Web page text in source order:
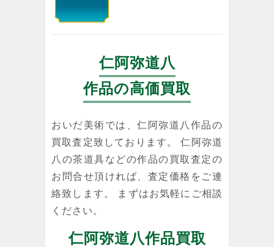
仁阿弥道八
作品の高価買取
おいだ美術では、仁阿弥道八作品の
買取査定致しております。 仁阿弥道
八の茶道具などの作品の買取査定の
お問合せ頂ければ、査定価格をご連
絡致します。 まずはお気軽にご相談
ください。
仁阿弥道八作品買取